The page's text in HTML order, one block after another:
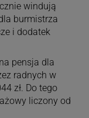
windują
burmistrza
i dodatek
pensja dla
radnych w
zł. Do tego
liczony od